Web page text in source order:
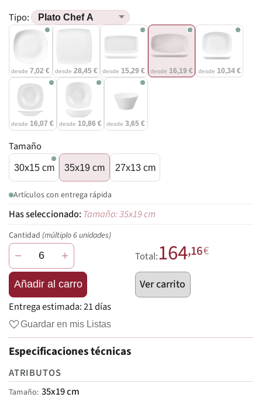
Tipo:
desde 7,02 € desde 28,45 € desde 15,29 € desde 16,19 € desde 10,34 €
desde16,07 € desde 10,86 € desde3,65 €
Tamaño
30x15 cm 35x19 cm 27x13 cm
Artículos con entrega rápida
Tamaño: 35x19 cm
Cantidad (múltiplo 6 unidades)
− +
Añadir al carro
Total:164,16€
Ver carrito
Entrega estimada:21 días
Guardar en mis Listas
Especificaciones técnicas
ATRIBUTOS
Tamaño 35x19 cm